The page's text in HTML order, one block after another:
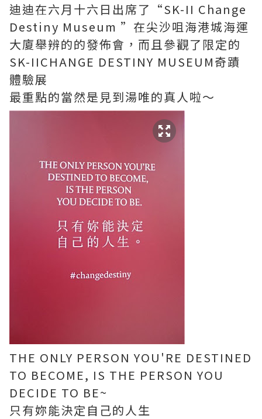
迪迪在六月十六日出席了“SK-II Change
Destiny Museum ”在尖沙咀海港城海運
大廈舉辨的的發佈會，而且參觀了限定的
SK-IICHANGE DESTINY MUSEUM奇蹟
體驗展
最重點的當然是見到湯唯的真人啦～
THE ONLY PERSON YOU'RE DESTINED
TO BECOME, IS THE PERSON YOU
DECIDE TO BE~
只有妳能決定自己的人生